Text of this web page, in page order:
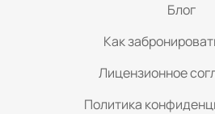
Блог
Как
Лицензионное
Политика